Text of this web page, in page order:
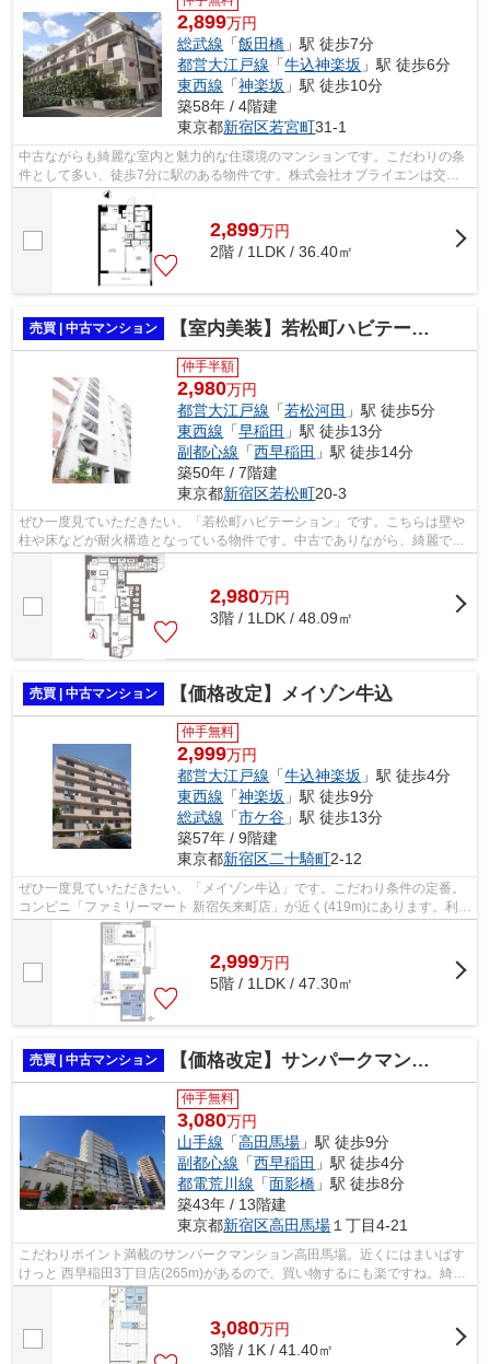
2,899万円
総武線 「飯田橋 」駅 徒歩7分
都営大江戸線 「牛込神楽坂 」駅 徒歩6分
東西線 「神楽坂 」駅 徒歩10分
築58年 / 4階建
東京都新宿区若宮町31-1
中古ながらも綺麗な室内と魅力的な住環境のマンションです。こだわりの条
件として多い、徒歩7分に駅のある物件です。株式会社オブライエンは交通
の利便性の高い総武線飯田橋周辺物件を...
2,899万円
2階 / 1LDK / 36.40㎡
売買 | 中古マンション 【室内美装】若松町ハビテーション
仲手半額
2,980万円
都営大江戸線 「若松河田 」駅 徒歩5分
東西線 「早稲田 」駅 徒歩13分
副都心線 「西早稲田 」駅 徒歩14分
築50年 / 7階建
東京都新宿区若松町20-3
ぜひ一度見ていただきたい、「若松町ハビテーション」です。こちらは壁や
柱や床などが耐火構造となっている物件です。中古でありながら、綺麗で機
能的な設備のあるマンションです。人...
2,980万円
3階 / 1LDK / 48.09㎡
売買 | 中古マンション 【価格改定】メイゾン牛込
仲手無料
2,999万円
都営大江戸線 「牛込神楽坂 」駅 徒歩4分
東西線 「神楽坂 」駅 徒歩9分
総武線 「市ケ谷 」駅 徒歩13分
築57年 / 9階建
東京都新宿区二十騎町2-12
ぜひ一度見ていただきたい、「メイゾン牛込」です。こだわり条件の定番。
コンビニ「ファミリーマート 新宿矢来町店」が近く(419m)にあります。利便
性の高い駅近物件で、駅まで徒歩4分...
2,999万円
5階 / 1LDK / 47.30㎡
売買 | 中古マンション 【価格改定】サンパークマンション高田馬場 ３階
仲手無料
3,080万円
山手線 「高田馬場 」駅 徒歩9分
副都心線 「西早稲田 」駅 徒歩4分
都電荒川線 「面影橋 」駅 徒歩8分
築43年 / 13階建
東京都新宿区高田馬場 １丁目4-21
こだわりポイント満載のサンパークマンション高田馬場。近くにはまいばす
けっと 西早稲田3丁目店(265m)があるので、買い物するにも楽ですね。綺麗
に整備された中古マンションで清潔感...
3,080万円
3階 / 1K / 41.40㎡